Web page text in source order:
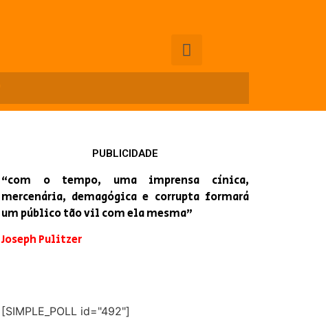
PUBLICIDADE
“com o tempo, uma imprensa cínica,
mercenária, demagógica e corrupta formará
um público tão vil com ela mesma”
Joseph Pulitzer
[SIMPLE_POLL id="492"]